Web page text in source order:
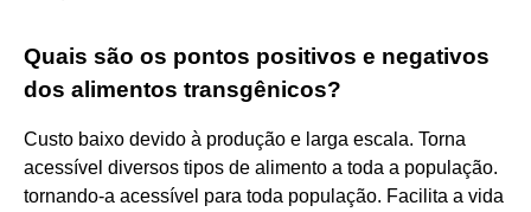
Quais são os pontos positivos e negativos
dos alimentos transgênicos?
Custo baixo devido à produção e larga escala. Torna
acessível diversos tipos de alimento a toda a população.
tornando-a acessível para toda população. Facilita a vida